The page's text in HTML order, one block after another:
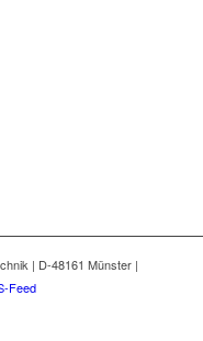
| D-48161 Münster |
Feed